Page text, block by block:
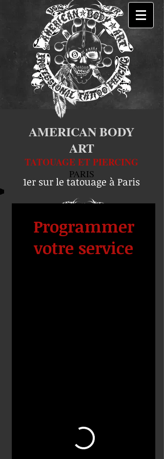
AMERICAN BODY
ART
TATOUAGE ET PIERCING
PARIS
1er sur le tatouage à Paris
Programmer
votre service